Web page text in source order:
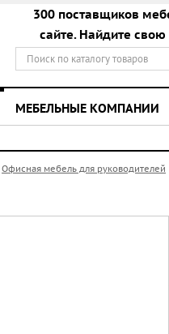
300 поставщиков
сайте. Найдите
МЕБЕЛЬНЫЕ КОМПАНИИ
Офисная мебель для руководителей